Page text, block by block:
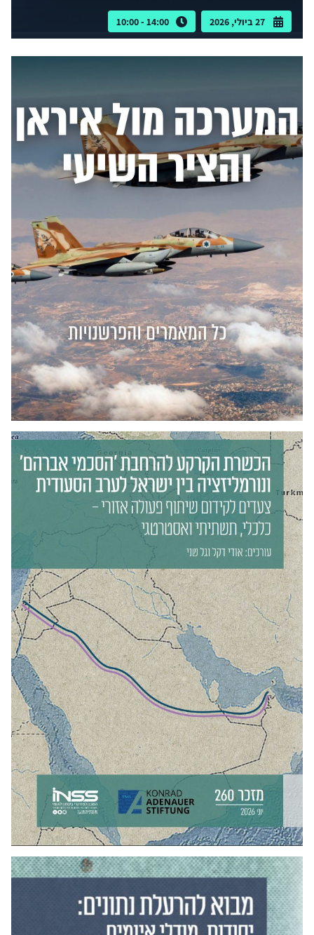
27 ביולי, 2026 14:00 - 10:00